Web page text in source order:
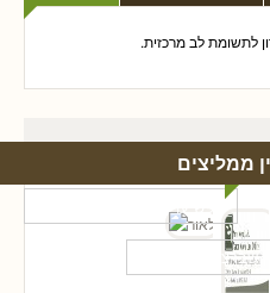
לתשומת לב מרכזית.
ממליצים